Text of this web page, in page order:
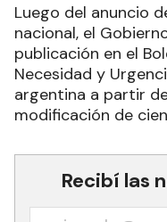
Luego del anuncio
nacional, el
publicación en el
Necesidad y
argentina a partir
modificación de
Recibí las